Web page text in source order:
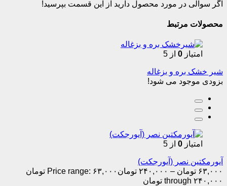
اگر سوالی در مورد محصول دارید از این قسمت بپرسید!
محصولات مرتبط
امتیاز 0 از 5
شیر خشک بره و بزغاله
بزودی موجود می شود!
امتیاز 0 از 5
آیورمکتین نصر (آیورجکت)
۶۳,۰۰۰ تومان – ۲۴۰,۰۰۰ تومان
Price range: ۶۳,۰۰۰ تومان
through ۲۴۰,۰۰۰ تومان